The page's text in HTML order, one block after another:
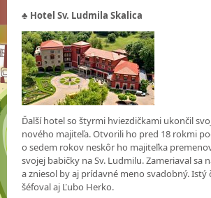
♣ Hotel Sv. Ludmila Skalica
Ďalší hotel so štyrmi hviezdičkami ukončil
nového majiteľa. Otvorili ho pred 18 rokmi
o sedem rokov neskôr ho majiteľka
svojej babičky na Sv. Ludmilu. Zameriaval sa
a zniesol by aj prídavné meno svadobný. Istý
šéfoval aj Ľubo Herko.